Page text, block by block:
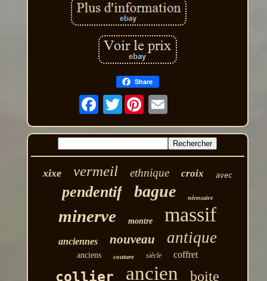
Share
Twitter
xixe vermeil ethnique croix avec
pendentif bague nécessaire
minerve montre massif
anciennes nouveau antique
anciens couture siècle coffret
collier ancien boite